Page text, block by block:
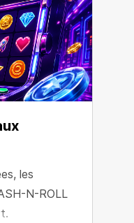
les
N-ROLL